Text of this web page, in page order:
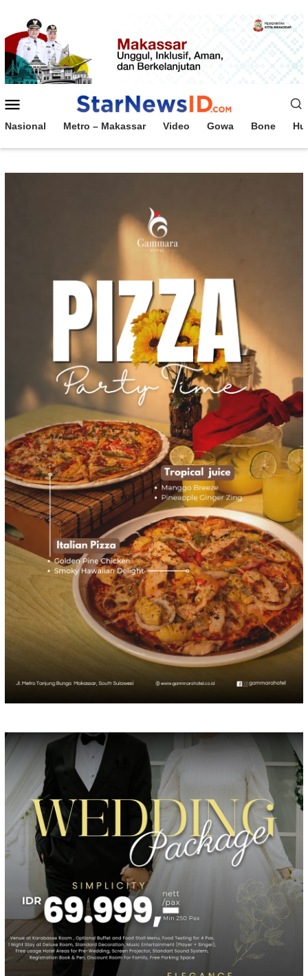
konten
Mobile
Nasional Metro – Makassar Video Gowa Bone